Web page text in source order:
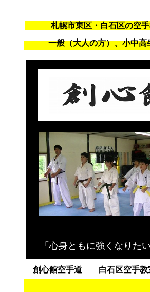
札幌市東区・白石区の空
一般（大人の方）、小中
創心館空手道 白石区空手教
「心身ともに強くなり